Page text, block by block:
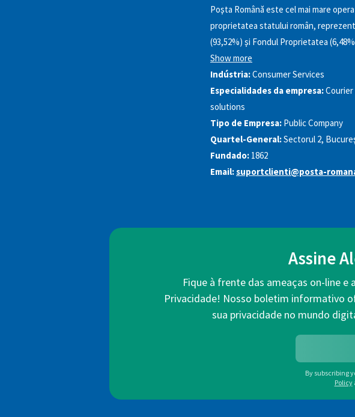
Poşta Română este cel mai mare
proprietatea statului român,
(93,52%) şi Fondul Proprietatea
Show more
Indústria:Consumer Services
Especialidades da empresa:Courier
solutions
Tipo de Empresa: Public Company
Quartel-General:Sectorul 2,
Fundado: 1862
Email:suportclienti@posta-
Assine
Fique à frente das ameaças on-line
Privacidade! Nosso boletim informativo
sua privacidade no mundo
By subscribing
Policy